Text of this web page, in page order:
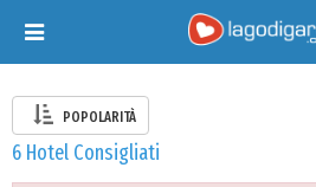
Toggle
navigation
POPOLARITÀ
6 Hotel Consigliati